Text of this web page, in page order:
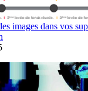
images dans vos